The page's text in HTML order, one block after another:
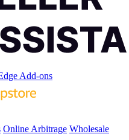
Online Arbitrage Wholesale